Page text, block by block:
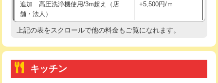
持込商品取付（浄水器・分岐水栓） 16,500円
持込商品取付（温水洗浄便座） 22,000円
持込商品取付（普通便座⇔温水洗浄便
22,000円
給水管工事※（ホール加工)
追加 高圧洗浄機使用/3m超え（店
舗・法人）
+5,500円/ｍ
高度高圧洗浄換 現地調査
トーラー機使用/3mまで
上記の表をスクロールで他の料金もご覧になれます。
キッチン